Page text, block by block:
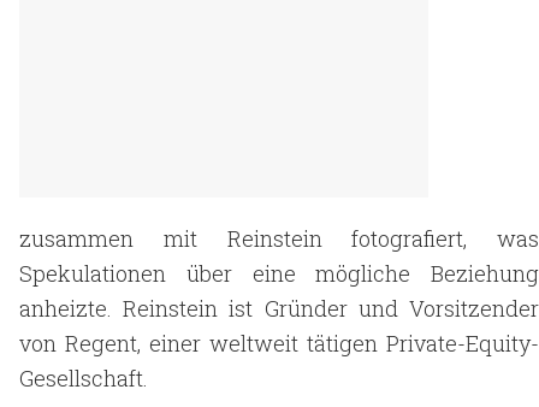
zusammen mit Reinstein fotografiert, was
Spekulationen über eine mögliche Beziehung
anheizte. Reinstein ist Gründer und Vorsitzender
von Regent, einer weltweit tätigen Private-Equity-
Gesellschaft.